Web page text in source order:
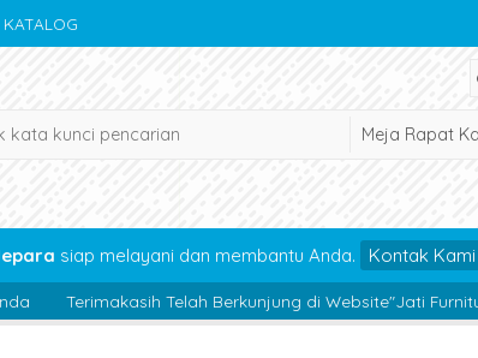
KATALOG
siap melayani dan membantu Anda. Kontak Kami
Telah Berkunjung di Website"Jati Furniture Jepara"